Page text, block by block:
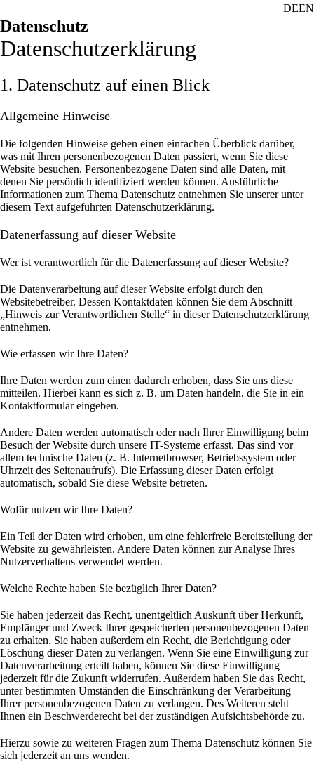
DEEN
Datenschutz
Datenschutz­erklärung
1. Datenschutz auf einen Blick
Allgemeine Hinweise
Die folgenden Hinweise geben einen einfachen Überblick darüber,
was mit Ihren personenbezogenen Daten passiert, wenn Sie diese
Website besuchen. Personenbezogene Daten sind alle Daten, mit
denen Sie persönlich identifiziert werden können. Ausführliche
Informationen zum Thema Datenschutz entnehmen Sie unserer unter
diesem Text aufgeführten Datenschutzerklärung.
Datenerfassung auf dieser Website
Wer ist verantwortlich für die Datenerfassung auf dieser Website?
Die Datenverarbeitung auf dieser Website erfolgt durch den
Websitebetreiber. Dessen Kontaktdaten können Sie dem Abschnitt
„Hinweis zur Verantwortlichen Stelle“ in dieser Datenschutzerklärung
entnehmen.
Wie erfassen wir Ihre Daten?
Ihre Daten werden zum einen dadurch erhoben, dass Sie uns diese
mitteilen. Hierbei kann es sich z. B. um Daten handeln, die Sie in ein
Kontaktformular eingeben.
Andere Daten werden automatisch oder nach Ihrer Einwilligung beim
Besuch der Website durch unsere IT-Systeme erfasst. Das sind vor
allem technische Daten (z. B. Internetbrowser, Betriebssystem oder
Uhrzeit des Seitenaufrufs). Die Erfassung dieser Daten erfolgt
automatisch, sobald Sie diese Website betreten.
Wofür nutzen wir Ihre Daten?
Ein Teil der Daten wird erhoben, um eine fehlerfreie Bereitstellung der
Website zu gewährleisten. Andere Daten können zur Analyse Ihres
Nutzerverhaltens verwendet werden.
Welche Rechte haben Sie bezüglich Ihrer Daten?
Sie haben jederzeit das Recht, unentgeltlich Auskunft über Herkunft,
Empfänger und Zweck Ihrer gespeicherten personenbezogenen Daten
zu erhalten. Sie haben außerdem ein Recht, die Berichtigung oder
Löschung dieser Daten zu verlangen. Wenn Sie eine Einwilligung zur
Datenverarbeitung erteilt haben, können Sie diese Einwilligung
jederzeit für die Zukunft widerrufen. Außerdem haben Sie das Recht,
unter bestimmten Umständen die Einschränkung der Verarbeitung
Ihrer personenbezogenen Daten zu verlangen. Des Weiteren steht
Ihnen ein Beschwerderecht bei der zuständigen Aufsichtsbehörde zu.
Hierzu sowie zu weiteren Fragen zum Thema Datenschutz können Sie
sich jederzeit an uns wenden.